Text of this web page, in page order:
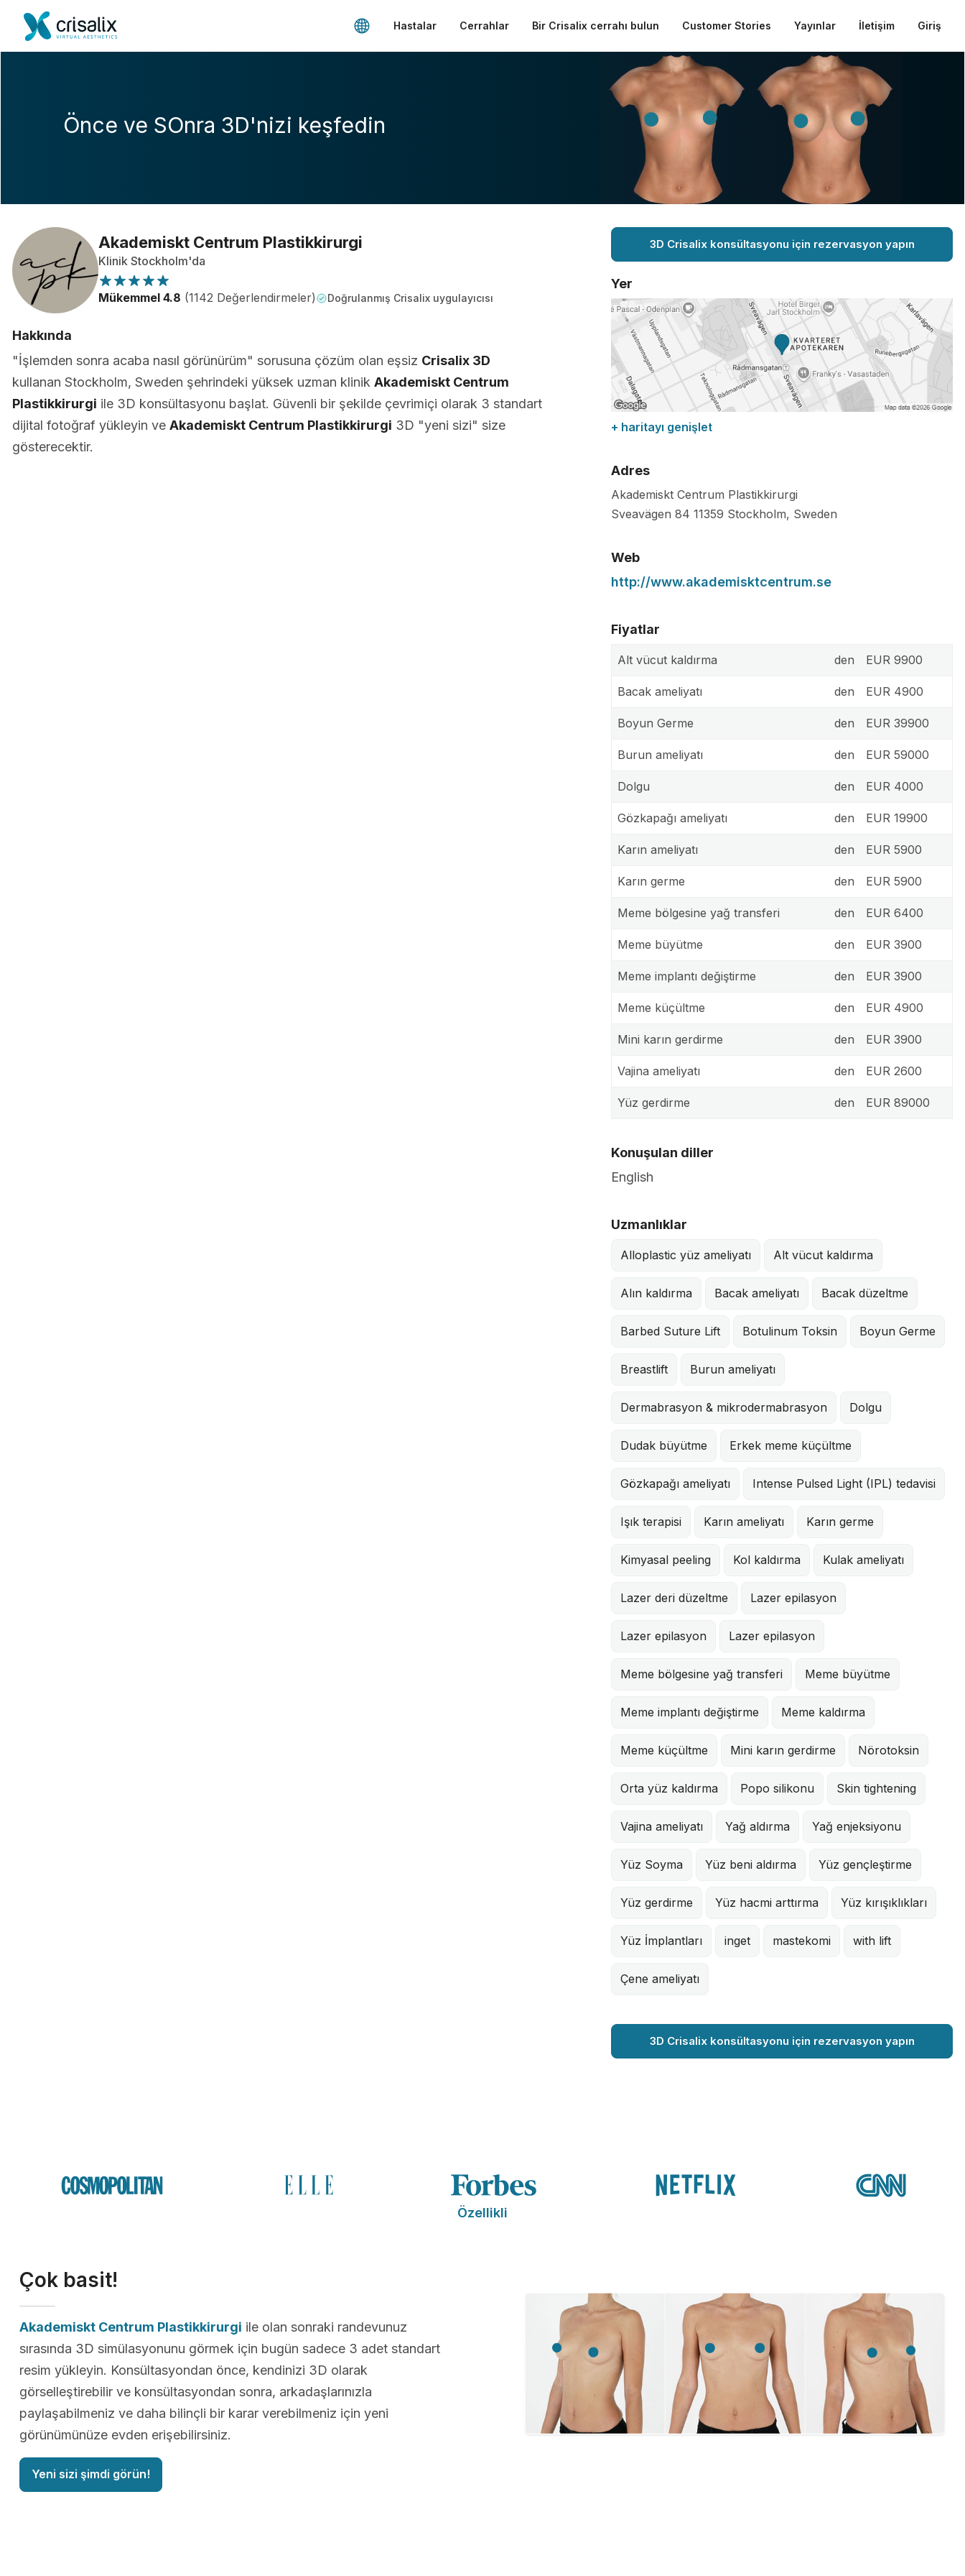
Hastalar Cerrahlar Bir Crisalix cerrahı bulun Customer Stories Yayınlar İletişim Giriş
Önce ve SOnra 3D'nizi keşfedin
Akademiskt Centrum Plastikkirurgi
Klinik Stockholm'da
Mükemmel 4.8 (1142 Değerlendirmeler) Doğrulanmış Crisalix uygulayıcısı
Hakkında
"İşlemden sonra acaba nasıl görünürüm" sorusuna çözüm olan eşsiz Crisalix 3D
kullanan Stockholm, Sweden şehrindeki yüksek uzman klinik Akademiskt Centrum
Plastikkirurgi ile 3D konsültasyonu başlat. Güvenli bir şekilde çevrimiçi olarak 3 standart
dijital fotoğraf yükleyin ve Akademiskt Centrum Plastikkirurgi 3D "yeni sizi" size
gösterecektir.
3D Crisalix konsültasyonu için rezervasyon yapın
Yer
+ haritayı genişlet
Adres
Akademiskt Centrum Plastikkirurgi
Sveavägen 84 11359 Stockholm, Sweden
Web
http://www.akademisktcentrum.se
Fiyatlar
Alt vücut kaldırma den EUR 9900
Bacak ameliyatı den EUR 4900
Boyun Germe den EUR 39900
Burun ameliyatı den EUR 59000
Dolgu den EUR 4000
Gözkapağı ameliyatı den EUR 19900
Karın ameliyatı den EUR 5900
Karın germe den EUR 5900
Meme bölgesine yağ transferi den EUR 6400
Meme büyütme den EUR 3900
Meme implantı değiştirme den EUR 3900
Meme küçültme den EUR 4900
Mini karın gerdirme den EUR 3900
Vajina ameliyatı den EUR 2600
Yüz gerdirme den EUR 89000
Konuşulan diller
English
Uzmanlıklar
Alloplastic yüz ameliyatı Alt vücut kaldırma
Alın kaldırma Bacak ameliyatı Bacak düzeltme
Barbed Suture Lift Botulinum Toksin Boyun Germe
Breastlift Burun ameliyatı
Dermabrasyon & mikrodermabrasyon Dolgu
Dudak büyütme Erkek meme küçültme
Gözkapağı ameliyatı Intense Pulsed Light (IPL) tedavisi
Işık terapisi Karın ameliyatı Karın germe
Kimyasal peeling Kol kaldırma Kulak ameliyatı
Lazer deri düzeltme Lazer epilasyon
Lazer epilasyon Lazer epilasyon
Meme bölgesine yağ transferi Meme büyütme
Meme implantı değiştirme Meme kaldırma
Meme küçültme Mini karın gerdirme Nörotoksin
Orta yüz kaldırma Popo silikonu Skin tightening
Vajina ameliyatı Yağ aldırma Yağ enjeksiyonu
Yüz Soyma Yüz beni aldırma Yüz gençleştirme
Yüz gerdirme Yüz hacmi arttırma Yüz kırışıklıkları
Yüz İmplantları inget mastekomi with lift
Çene ameliyatı
3D Crisalix konsültasyonu için rezervasyon yapın
Özellikli
Çok basit!
Akademiskt Centrum Plastikkirurgi ile olan sonraki randevunuz
sırasında 3D simülasyonunu görmek için bugün sadece 3 adet standart
resim yükleyin. Konsültasyondan önce, kendinizi 3D olarak
görselleştirebilir ve konsültasyondan sonra, arkadaşlarınızla
paylaşabilmeniz ve daha bilinçli bir karar verebilmeniz için yeni
görünümünüze evden erişebilirsiniz.
Yeni sizi şimdi görün!